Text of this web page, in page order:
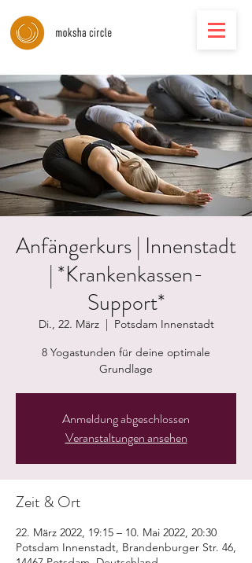
Anfängerkurs | Innenstadt
| *Krankenkassen-
Support*
Di., 22. März
  |
Potsdam Innenstadt
8 Yogastunden für deine optimale
Grundlage
Anmeldung abgeschlossen
Veranstaltungen ansehen
Zeit & Ort
22. März 2022, 19:15 – 10. Mai 2022, 20:30
Potsdam Innenstadt, Brandenburger Str. 46,